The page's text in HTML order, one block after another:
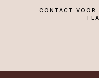
CONTACT VOOR